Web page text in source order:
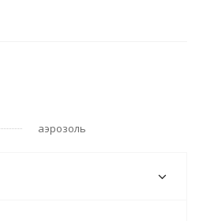
аэрозоль